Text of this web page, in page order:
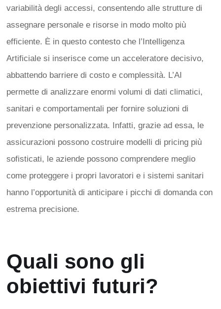
variabilità degli accessi, consentendo alle strutture di
assegnare personale e risorse in modo molto più
efficiente. È in questo contesto che l’Intelligenza
Artificiale si inserisce come un acceleratore decisivo,
abbattendo barriere di costo e complessità. L’AI
permette di analizzare enormi volumi di dati climatici,
sanitari e comportamentali per fornire soluzioni di
prevenzione personalizzata. Infatti, grazie ad essa, le
assicurazioni possono costruire modelli di pricing più
sofisticati, le aziende possono comprendere meglio
come proteggere i propri lavoratori e i sistemi sanitari
hanno l’opportunità di anticipare i picchi di domanda con
estrema precisione.
Quali sono gli
obiettivi futuri?